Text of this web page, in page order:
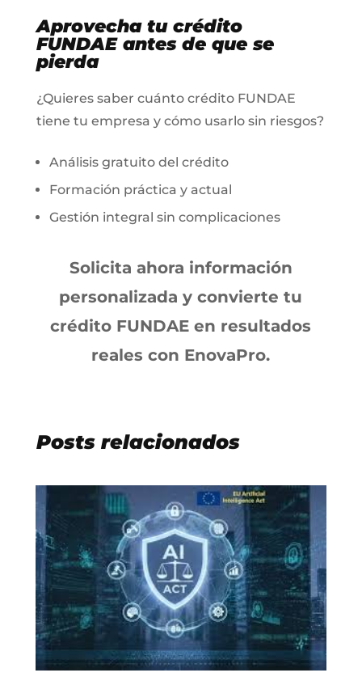
Aprovecha tu crédito
FUNDAE antes de que se
pierda
¿Quieres saber cuánto crédito FUNDAE
tiene tu empresa y cómo usarlo sin riesgos?
Análisis gratuito del crédito
Formación práctica y actual
Gestión integral sin complicaciones
Solicita ahora información
personalizada y convierte tu
crédito FUNDAE en resultados
reales con EnovaPro.
Posts relacionados